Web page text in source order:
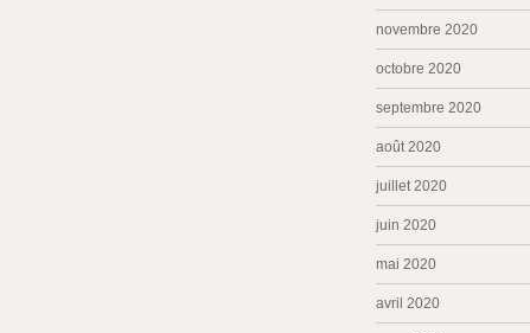
novembre 2020
octobre 2020
septembre 2020
août 2020
juillet 2020
juin 2020
mai 2020
avril 2020